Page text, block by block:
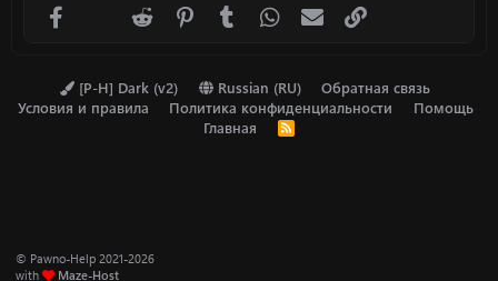
FacebookX (Twitter)
Reddit PinterestTumblr WhatsAppЭлектронная почта
[P-H] Dark (v2) Russian (RU)
Обратная связь
Условия и правила
Политика конфиденциальности
Помощь
Главная
R
© Pawno-Help 2021-2026
with
Maze-Host